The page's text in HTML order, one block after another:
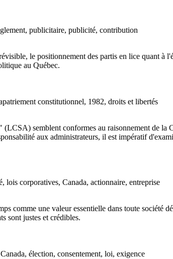
publicitaire, publicité, contribution
le positionnement des partis en lice quant à
au Québec.
constitutionnel, 1982, droits et libertés
semblent conformes au raisonnement de la
aux administrateurs, il est impératif
lois corporatives, Canada, actionnaire, entreprise
comme une valeur essentielle dans toute société
sont justes et crédibles.
élection, consentement, loi, exigence